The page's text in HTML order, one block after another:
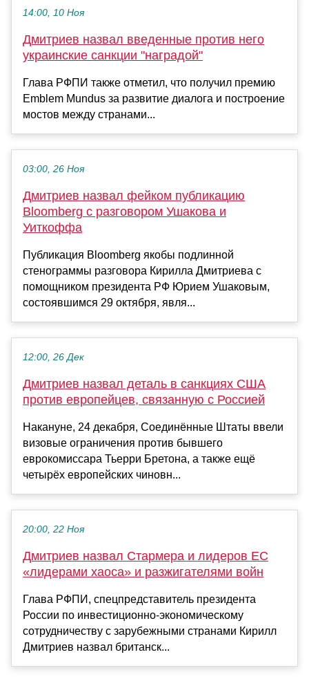
14:00, 10 Ноя
Дмитриев назвал введенные против него
украинские санкции "наградой"
Глава РФПИ также отметил, что получил премию
Emblem Mundus за развитие диалога и построение
мостов между странами...
03:00, 26 Ноя
Дмитриев назвал фейком публикацию
Bloomberg с разговором Ушакова и
Уиткоффа
Публикация Bloomberg якобы подлинной
стенограммы разговора Кирилла Дмитриева с
помощником президента РФ Юрием Ушаковым,
состоявшимся 29 октября, явля...
12:00, 26 Дек
Дмитриев назвал деталь в санкциях США
против европейцев, связанную с Россией
Накануне, 24 декабря, Соединённые Штаты ввели
визовые ограничения против бывшего
еврокомиссара Тьерри Бретона, а также ещё
четырёх европейских чиновн...
20:00, 22 Ноя
Дмитриев назвал Стармера и лидеров ЕС
«лидерами хаоса» и разжигателями войн
Глава РФПИ, спецпредставитель президента
России по инвестиционно-экономическому
сотрудничеству с зарубежными странами Кирилл
Дмитриев назвал британск...